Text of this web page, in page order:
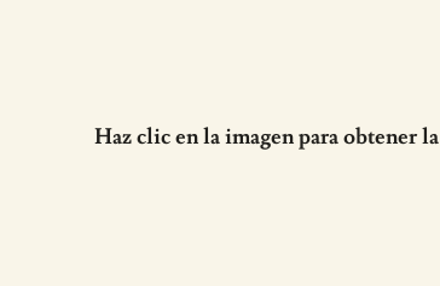
Haz clic en la imagen para obtener la